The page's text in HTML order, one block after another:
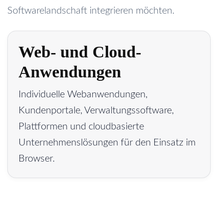
Softwarelandschaft integrieren möchten.
Web- und Cloud-
Anwendungen
Individuelle Webanwendungen,
Kundenportale, Verwaltungssoftware,
Plattformen und cloudbasierte
Unternehmenslösungen für den Einsatz im
Browser.